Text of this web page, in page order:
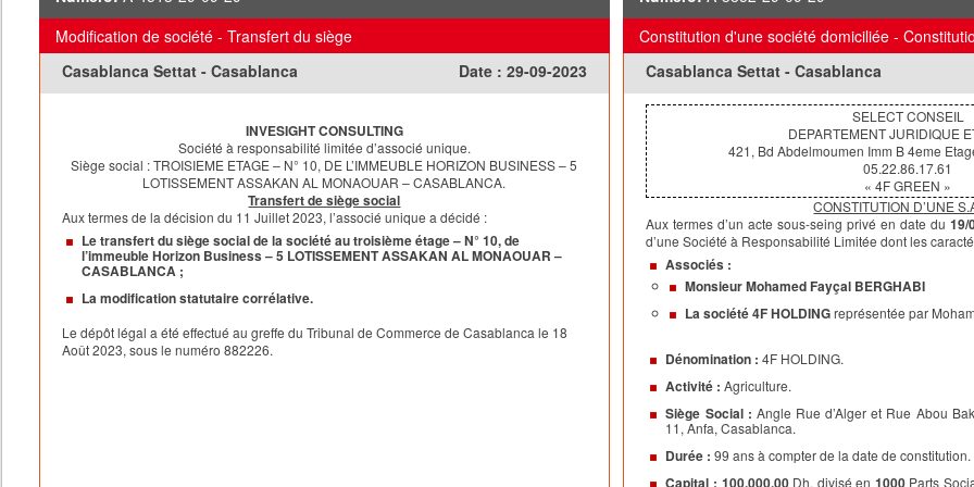
social de la Société Absorbée, ni à
Société Absorbante à ce titre.
Il n’y a pas lieu en conséquence de ce qui
rapport d’échange.
3.2. Comptabilisation des apports - prime de
L’actif net apporté par la Société Absorbée
dirhams aura comme contrepartie comptable
Société Absorbante, l’annulation des titres de
dernière dans le capital social de la Société
d’une prime de fusion de 0 dirhams qui
l’actif net
apporté par la Société Absorbée et la valeur
participation détenus par la Société
V- TRANSMISSION UNIVERSELLE DU
ABSORBEE A
LA SOCIETE ABSORBANTE
La Société Absorbée transmet à la Société
ordinaires de fait et de droit et sous les
financiers des deux Parties.
Telles sont les raisons qui ont conduit les Sociétés à arrêter le principe de la
Fusion.
II – Actif net apporté
Actif apporté 58 737 512,79
Passif pris en charge 15 293 154,79
Actif net apporté 43 444 358,00
En conséquence de ce qui précède, la valeur de l’actif net de l’apport fait
par la Société Absorbée à la Société Absorbante, au titre de la Fusion,
III- RAPPORT D’ECHANGE – REMUNERATION ET COMPTABILISATION
Modification de société - Transfert du siège
Casablanca Settat - Casablanca
Date : 29-09-2023
INVESIGHT CONSULTING
Société à responsabilité limitée d’associé unique.
Siège social : TROISIEME ETAGE – N° 10, DE L’IMMEUBLE HORIZON BUSINESS – 5
LOTISSEMENT ASSAKAN AL MONAOUAR – CASABLANCA.
Transfert de siège social
Aux termes de la décision du 11 Juillet 2023, l’associé unique a décidé :
Le transfert du siège social de la société au troisième étage – N° 10, de
l’immeuble Horizon Business – 5 LOTISSEMENT ASSAKAN AL MONAOUAR –
CASABLANCA ;
La modification statutaire corrélative.
Le dépôt légal a été effectué au greffe du Tribunal de Commerce de Casablanca le 18
Août 2023, sous le numéro 882226.
Constitution d'une société domiciliée -
Casablanca Settat - Casablanca
SELECT CONSEIL
DEPARTEMENT JURIDIQUE
421, Bd Abdelmoumen Imm B 4eme
05.22.86.17.61
« 4F GREEN »
CONSTITUTION D’UNE
Aux termes d’un acte sous-seing privé en date du19/
d’une Société à Responsabilité Limitée dont les
Associés :
Monsieur Mohamed Fayçal BERGHABI
La société 4F HOLDINGreprésentée par
Dénomination : 4F HOLDING.
Activité : Agriculture.
Siège Social : Angle Rue d’Alger et Rue Abou
11, Anfa, Casablanca.
Durée : 99 ans à compter de la date de constitution.
Capital : 100.000,00Dh, divisé en 1000Parts